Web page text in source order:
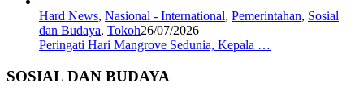
Hard News, Nasional - International, Pemerintahan, Sosial
dan Budaya, Tokoh26/07/2026
Peringati Hari Mangrove Sedunia, Kepala …
SOSIAL DAN BUDAYA